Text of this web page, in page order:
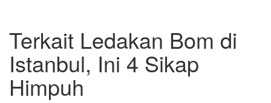
Terkait Ledakan Bom di
Istanbul, Ini 4 Sikap
Himpuh